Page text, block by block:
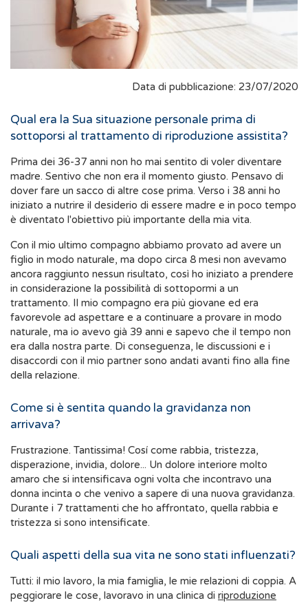
Data di pubblicazione: 23/07/2020
Qual era la Sua situazione personale prima di
sottoporsi al trattamento di riproduzione assistita?
Prima dei 36-37 anni non ho mai sentito di voler diventare
madre. Sentivo che non era il momento giusto. Pensavo di
dover fare un sacco di altre cose prima. Verso i 38 anni ho
iniziato a nutrire il desiderio di essere madre e in poco tempo
è diventato l'obiettivo più importante della mia vita.
Con il mio ultimo compagno abbiamo provato ad avere un
figlio in modo naturale, ma dopo circa 8 mesi non avevamo
ancora raggiunto nessun risultato, così ho iniziato a prendere
in considerazione la possibilità di sottopormi a un
trattamento. Il mio compagno era più giovane ed era
favorevole ad aspettare e a continuare a provare in modo
naturale, ma io avevo già 39 anni e sapevo che il tempo non
era dalla nostra parte. Di conseguenza, le discussioni e i
disaccordi con il mio partner sono andati avanti fino alla fine
della relazione.
Come si è sentita quando la gravidanza non
arrivava?
Frustrazione. Tantissima! Cosí come rabbia, tristezza,
disperazione, invidia, dolore... Un dolore interiore molto
amaro che si intensificava ogni volta che incontravo una
donna incinta o che venivo a sapere di una nuova gravidanza.
Durante i 7 trattamenti che ho affrontato, quella rabbia e
tristezza si sono intensificate.
Quali aspetti della sua vita ne sono stati influenzati?
Tutti: il mio lavoro, la mia famiglia, le mie relazioni di coppia. A
peggiorare le cose, lavoravo in una clinica di riproduzione